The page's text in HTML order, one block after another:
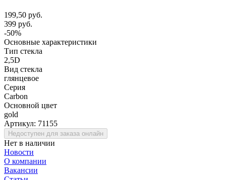
199,50 руб.
399 руб.
-50%
Основные характеристики
Тип стекла
2,5D
Вид стекла
глянцевое
Серия
Carbon
Основной цвет
gold
Артикул: 71155
Недоступен для заказа онлайн
Нет в наличии
Новости
О компании
Вакансии